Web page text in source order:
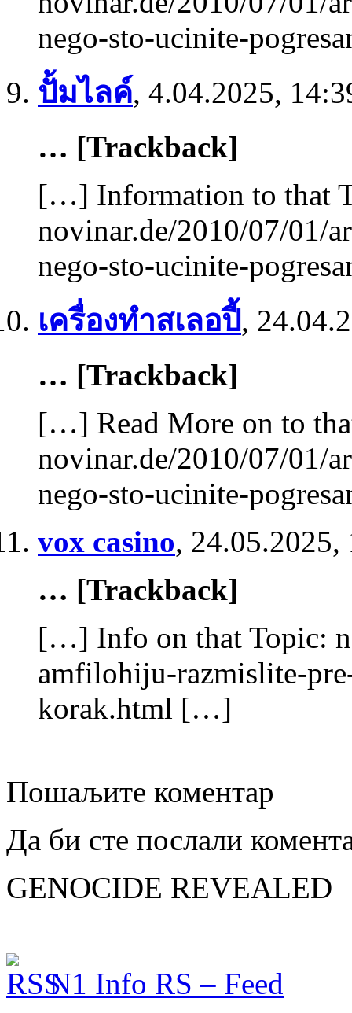
nego-sto-ucinite-
ปั้มไลค์, 4.04.2025,
… [Trackback]
[…] Information to that
novinar.de/2010/07/01/
nego-sto-ucinite-
เครื่องทําสเลอปี้,
… [Trackback]
[…] Read More on to
novinar.de/2010/07/01/
nego-sto-ucinite-
vox casino, 24.05.2025,
… [Trackback]
[…] Info on that Topic:
amfilohiju-razmislite-
korak.html […]
Пошаљите коментар
Да би сте послали
GENOCIDE REVEALED
N1 Info RS – Feed